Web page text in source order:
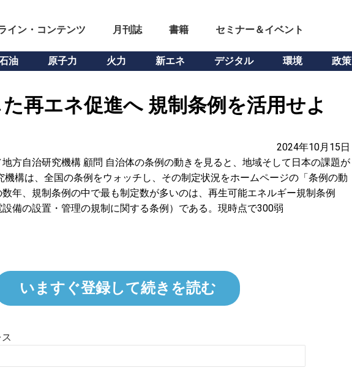
イン・コンテンツ 月刊誌 書籍 セミナー＆イベント
油 原子力 火力 新エネ デジタル 環境 政策
再エネ促進へ 規制条例を活用せよ
2024年10月15日
地方自治研究機構 顧問 自治体の条例の動きを見ると、地域そして日本の課題が
機構は、全国の条例をウォッチし、その制定状況をホームページの「条例の動
年、規制条例の中で最も制定数が多いのは、再生可能エネルギー規制条例
設備の設置・管理の規制に関する条例）である。現時点で300弱
いますぐ登録して続きを読む